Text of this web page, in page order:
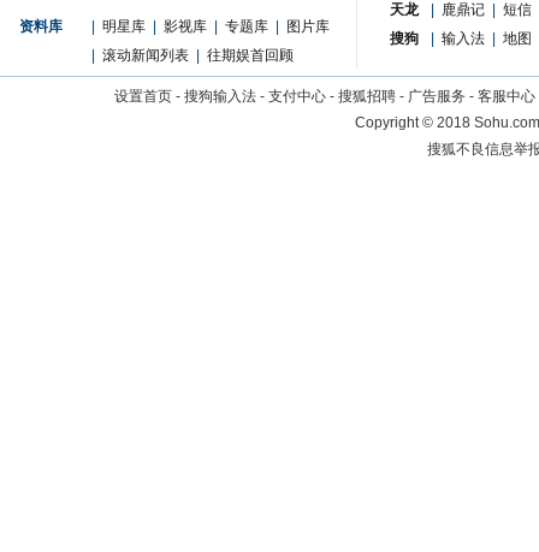
资料库 明星库 影视库 专题库
图片库
滚动新闻列表 往期娱首回顾
天龙
鹿鼎记
短信
搜狗
输入法 地图
设置首页 - 搜狗输入法 - 支付中心 - 搜狐招聘 - 广告服务 - 客服中心
Copyright©2018
搜狐不良信息举